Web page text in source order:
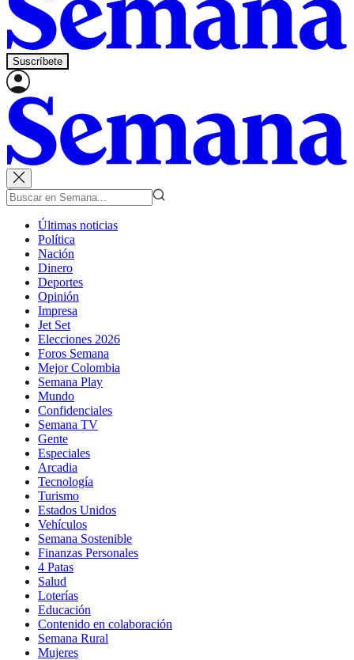
Suscríbete
Últimas noticias
Política
Nación
Dinero
Deportes
Opinión
Impresa
Jet Set
Elecciones 2026
Foros Semana
Mejor Colombia
Semana Play
Mundo
Confidenciales
Semana TV
Gente
Especiales
Arcadia
Tecnología
Turismo
Estados Unidos
Vehículos
Semana Sostenible
Finanzas Personales
4 Patas
Salud
Loterías
Educación
Contenido en colaboración
Semana Rural
Mujeres